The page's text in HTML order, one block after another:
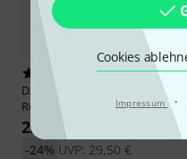
Cookies
Impressum ·
1
DAddario Woodwinds
Organic
Reserve Bass-Clar 3.0
22,30 €
UVP: 29,50 €
-24%